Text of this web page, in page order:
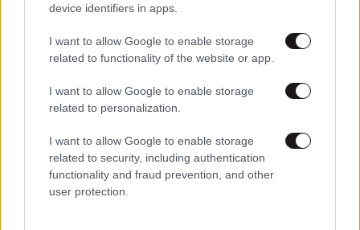
device identifiers in apps.
I want to allow Google to enable storage
related to functionality of the website or app.
I want to allow Google to enable storage
related to personalization.
I want to allow Google to enable storage
related to security, including authentication
functionality and fraud prevention, and other
user protection.
ΠΟΛΙΤΙΚΗ3 ω. πριν
Θανάσης Αυγερινός για Καρυστιανού-Γρατσία: